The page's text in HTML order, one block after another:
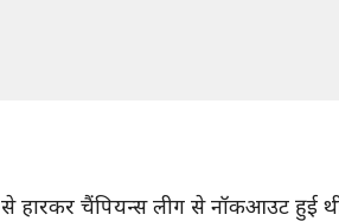
हारकर चैंपियन्स लीग से नॉकआउट हुई